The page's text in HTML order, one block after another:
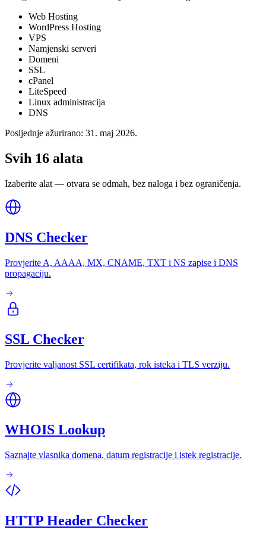
Web Hosting
WordPress Hosting
VPS
Namjenski serveri
Domeni
SSL
cPanel
LiteSpeed
Linux administracija
DNS
Posljednje ažurirano: 31. maj 2026.
Svih 16 alata
Izaberite alat — otvara se odmah, bez naloga i bez ograničenja.
DNS Checker
Provjerite A, AAAA, MX, CNAME, TXT i NS zapise i DNS
propagaciju.
SSL Checker
Provjerite valjanost SSL certifikata, rok isteka i TLS verziju.
WHOIS Lookup
Saznajte vlasnika domena, datum registracije i istek registracije.
HTTP Header Checker